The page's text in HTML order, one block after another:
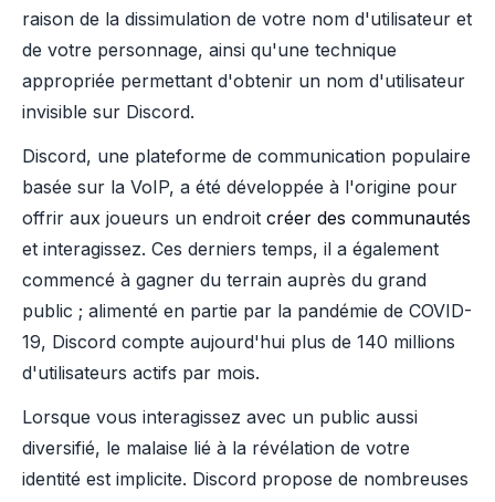
raison de la dissimulation de votre nom d'utilisateur et
de votre personnage, ainsi qu'une technique
appropriée permettant d'obtenir un nom d'utilisateur
invisible sur Discord.
Discord, une plateforme de communication populaire
basée sur la VoIP, a été développée à l'origine pour
offrir aux joueurs un endroit créer des communautés
et interagissez. Ces derniers temps, il a également
commencé à gagner du terrain auprès du grand
public ; alimenté en partie par la pandémie de COVID-
19, Discord compte aujourd'hui plus de 140 millions
d'utilisateurs actifs par mois.
Lorsque vous interagissez avec un public aussi
diversifié, le malaise lié à la révélation de votre
identité est implicite. Discord propose de nombreuses